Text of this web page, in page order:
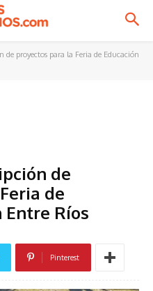
de proyectos para la Feria de Educación
de
de
Entre Ríos
Pinterest